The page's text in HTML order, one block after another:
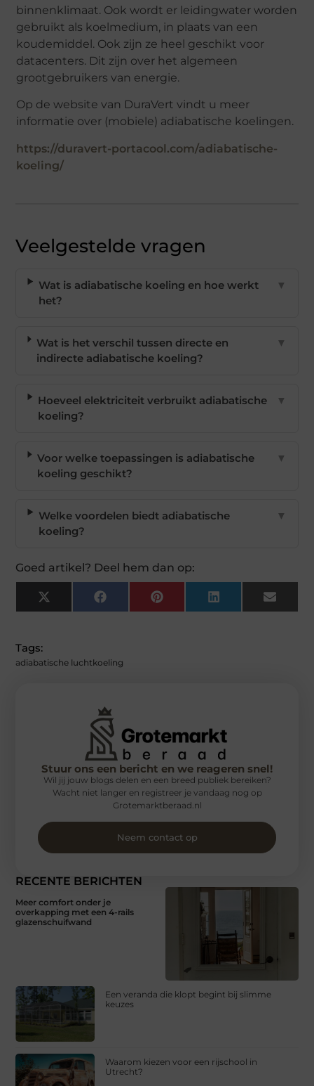
binnenklimaat. Ook wordt er leidingwater worden
gebruikt als koelmedium, in plaats van een
koudemiddel. Ook zijn ze heel geschikt voor
datacenters. Dit zijn over het algemeen
grootgebruikers van energie.
Op de website van DuraVert vindt u meer
informatie over (mobiele) adiabatische koelingen.
https://duravert-portacool.com/adiabatische-
koeling/
Veelgestelde vragen
Wat is adiabatische koeling en hoe werkt
het?
▼
Wat is het verschil tussen directe en
indirecte adiabatische koeling?
▼
Hoeveel elektriciteit verbruikt adiabatische
koeling?
▼
Voor welke toepassingen is adiabatische
koeling geschikt?
▼
Welke voordelen biedt adiabatische
koeling?
▼
Goed artikel? Deel hem dan op:
X
(Twitter)
FacebookPinterest LinkedIn Email
Tags:
adiabatische luchtkoeling
RECENTE BERICHTEN
Meer comfort onder je
overkapping met een 4-rails
glazenschuifwand
Een veranda die klopt begint bij slimme
keuzes
Waarom kiezen voor een rijschool in
Utrecht?
Stuur ons een bericht en we reageren snel!
Wil jij jouw blogs delen en een breed publiek bereiken?
Wacht niet langer en registreer je vandaag nog op
Grotemarktberaad.nl
Neem contact op